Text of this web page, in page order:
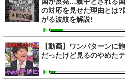
の対応を見せた理由とは?
がる波紋を解説!
【動画】ワンパターンに
だったけど見るのやめた